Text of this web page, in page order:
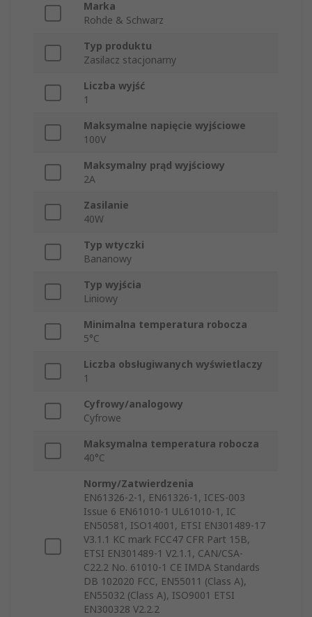
Marka
Rohde & Schwarz
Typ produktu
Zasilacz stacjonarny
Liczba wyjść
1
Maksymalne napięcie wyjściowe
100V
Maksymalny prąd wyjściowy
2A
Zasilanie
40W
Typ wtyczki
Bananowy
Typ wyjścia
Liniowy
Minimalna temperatura robocza
5°C
Liczba obsługiwanych wyświetlaczy
1
Cyfrowy/analogowy
Cyfrowe
Maksymalna temperatura robocza
40°C
Normy/Zatwierdzenia
EN61326-2-1, EN61326-1, ICES-003
Issue 6 EN61010-1 UL61010-1, IC
EN50581, ISO14001, ETSI EN301489-17
V3.1.1 KC mark FCC47 CFR Part 15B,
ETSI EN301489-1 V2.1.1, CAN/CSA-
C22.2 No. 61010-1 CE IMDA Standards
DB 102020 FCC, EN55011 (Class A),
EN55032 (Class A), ISO9001 ETSI
EN300328 V2.2.2